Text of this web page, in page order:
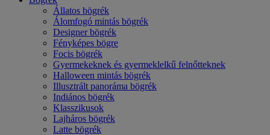
Állatos bögrék
Álomfogó mintás bögrék
Designer bögrék
Fényképes bögre
Focis bögrék
Gyermekeknek és gyermeklelkű felnőtteknek
Halloween mintás bögrék
Illusztrált panoráma bögrék
Indiános bögrék
Klasszikusok
Lajháros bögrék
Latte bögrék